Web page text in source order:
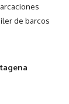
de barcos